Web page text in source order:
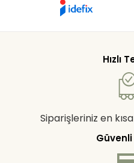
Hızlı
Siparişleriniz en
Güvenli